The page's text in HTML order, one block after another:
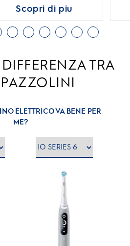
Scopri di piu
TRA
ELETTRICO VA BENE PER
ME?